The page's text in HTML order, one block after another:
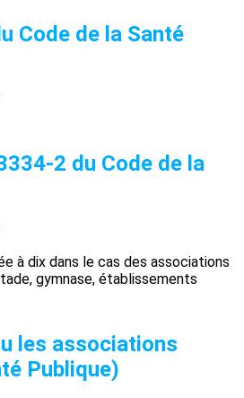
Code de la Santé
2 du Code de la
à dix dans le cas des associations
gymnase, établissements
les associations
Publique)